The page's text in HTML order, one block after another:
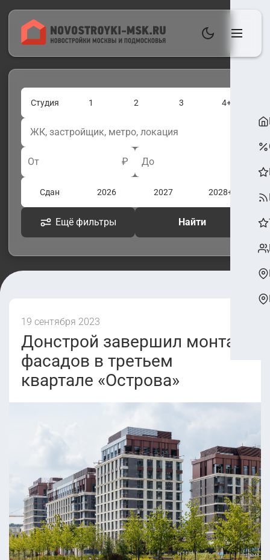
Студия 1 2 3 4+
От ₽ До
Сдан 2026 2027 2028+
Ещё фильтры Найти
19 сентября 2023
Донстрой завершил монтаж
фасадов в третьем
квартале «Острова»